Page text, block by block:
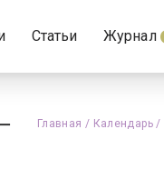
Статьи Журнал
Главная / Календарь/